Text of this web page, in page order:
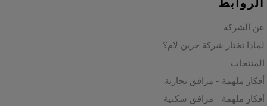
عن الشركة
لماذا تختار شركة جرين لام؟
المنتجات
أفكار ملهمة - مرافق تجارية
أفكار ملهمة - مرافق سكنية